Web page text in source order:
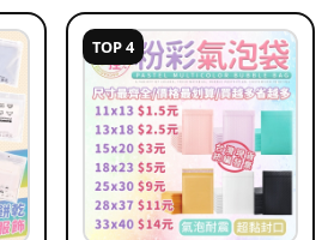
TOP 4